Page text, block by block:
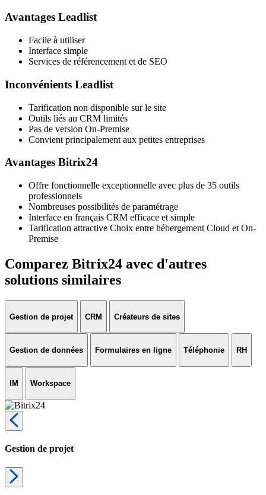
Avantages Leadlist
Facile à utiliser
Interface simple
Services de référencement et de SEO
Inconvénients Leadlist
Tarification non disponible sur le site
Outils liés au CRM limités
Pas de version On-Premise
Convient principalement aux petites entreprises
Avantages Bitrix24
Offre fonctionnelle exceptionnelle avec plus de 35 outils
professionnels
Nombreuses possibilités de paramétrage
Interface en français CRM efficace et simple
Tarification attractive Choix entre hébergement Cloud et On-
Premise
Comparez Bitrix24 avec d'autres
solutions similaires
Gestion de projet CRM Créateurs de sites
Gestion de données Formulaires en ligne Téléphonie RH
IM Workspace
Gestion de projet